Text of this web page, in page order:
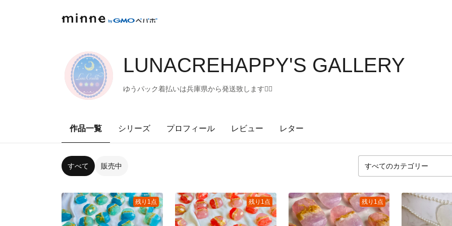
LUNACREHAPPY'S GALLERY
ゆうパック着払いは兵庫県から発送致します🙇‍♀️
作品一覧 シリーズ プロフィール レビュー レター
すべて 販売中
残り1点 残り1点 残り1点